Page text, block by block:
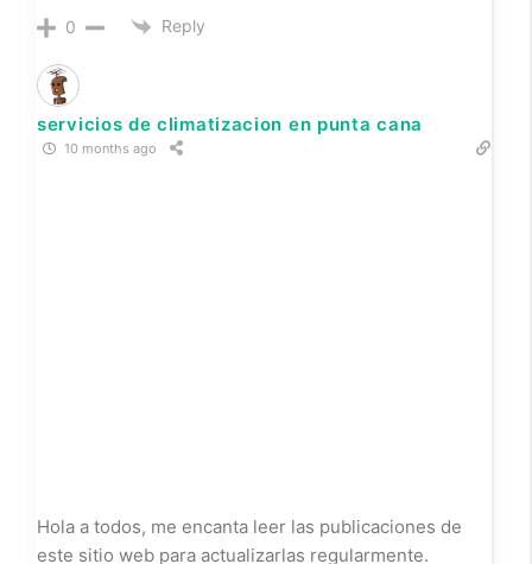
Kaydence Hahn
Great post — I found the examples really helpful.
Thanks for sharing!
Reply
إذا كنت تبحث عن تجربة مميزة في شات بدون تسجيل توفر لك
التواصل مع الأصدقاء والتعارف مع أشخاص جدد من مختلف